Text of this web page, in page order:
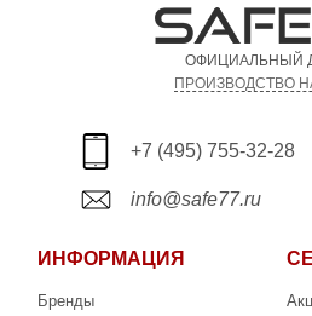
ОФИЦИАЛЬНЫЙ
ПРОИЗВОДСТВО
+7 (495) 755-32-28
info@safe77.ru
ИНФОРМАЦИЯ
Бренды